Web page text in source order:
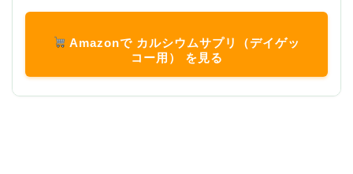
Amazonで カルシウムサプリ（デイゲッ
コー用） を見る